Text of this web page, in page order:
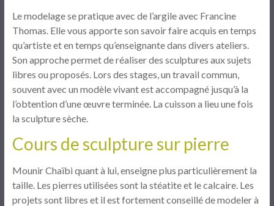
Le modelage se pratique avec de l’argile avec Francine
Thomas. Elle vous apporte son savoir faire acquis en temps
qu’artiste et en temps qu’enseignante dans divers ateliers.
Son approche permet de réaliser des sculptures aux sujets
libres ou proposés. Lors des stages, un travail commun,
souvent avec un modèle vivant est accompagné jusqu’à la
l’obtention d’une œuvre terminée. La cuisson a lieu une fois
la sculpture sèche.
Cours de sculpture sur pierre
Mounir Chaïbi quant à lui, enseigne plus particulièrement la
taille. Les pierres utilisées sont la stéatite et le calcaire. Les
projets sont libres et il est fortement conseillé de modeler à